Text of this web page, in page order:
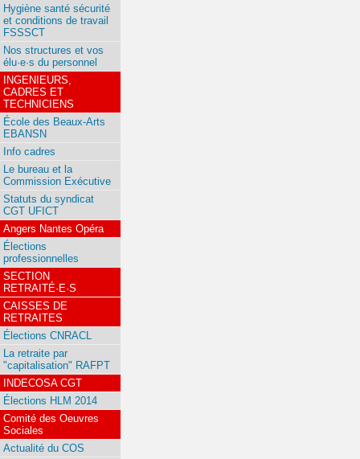
Hygiène santé sécurité
et conditions de travail
FSSSCT
Nos structures et vos
élu·e·s du personnel
INGENIEURS,
CADRES ET
TECHNICIENS
École des Beaux-Arts
EBANSN
Info cadres
Le bureau et la
Commission Exécutive
Statuts du syndicat
CGT UFICT
Angers Nantes Opéra
Élections
professionnelles
SECTION
RETRAITÉ·E·S
CAISSES DE
RETRAITES
Élections CNRACL
La retraite par
"capitalisation" RAFPT
INDECOSA CGT
Élections HLM 2014
Comité des Oeuvres
Sociales
Actualité du COS